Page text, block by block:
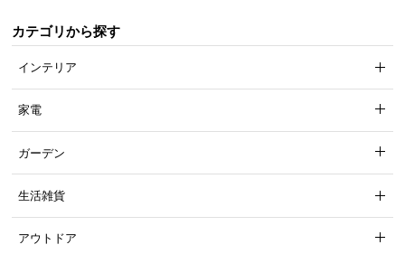
カテゴリから探す
インテリア
家電
ガーデン
生活雑貨
アウトドア